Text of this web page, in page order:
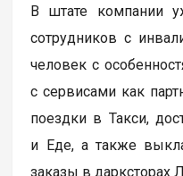
В штате компании
сотрудников с
человек с
с сервисами как
поездки в Такси,
и Еде, а также
заказы в дарксторах